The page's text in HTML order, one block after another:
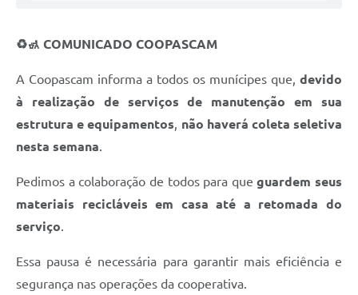
♻️🚮 COMUNICADO COOPASCAM
A Coopascam informa a todos os munícipes que, devido
à realização de serviços de manutenção em sua
estrutura e equipamentos, não haverá coleta seletiva
nesta semana.
Pedimos a colaboração de todos para queguardem seus
materiais recicláveis em casa até a retomada do
serviço.
Essa pausa é necessária para garantir mais eficiência e
segurança nas operações da cooperativa.